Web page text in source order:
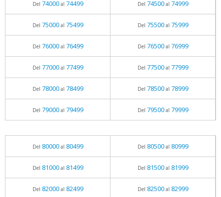
Del 74000al 74499 Del 74500al 74999
Del 75000al 75499 Del 75500al 75999
Del 76000al 76499 Del 76500al 76999
Del 77000al 77499 Del 77500al 77999
Del 78000al 78499 Del 78500al 78999
Del 79000al 79499 Del 79500al 79999
Del 80000al 80499 Del 80500al 80999
Del 81000al 81499 Del 81500al 81999
Del 82000al 82499 Del 82500al 82999